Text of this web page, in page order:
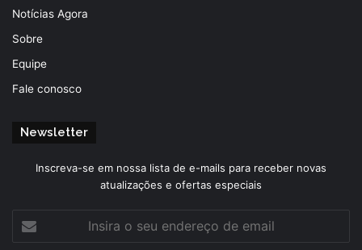
Notícias Agora
Sobre
Equipe
Fale conosco
Newsletter
Inscreva-se em nossa lista de e-mails para receber novas
atualizações e ofertas especiais